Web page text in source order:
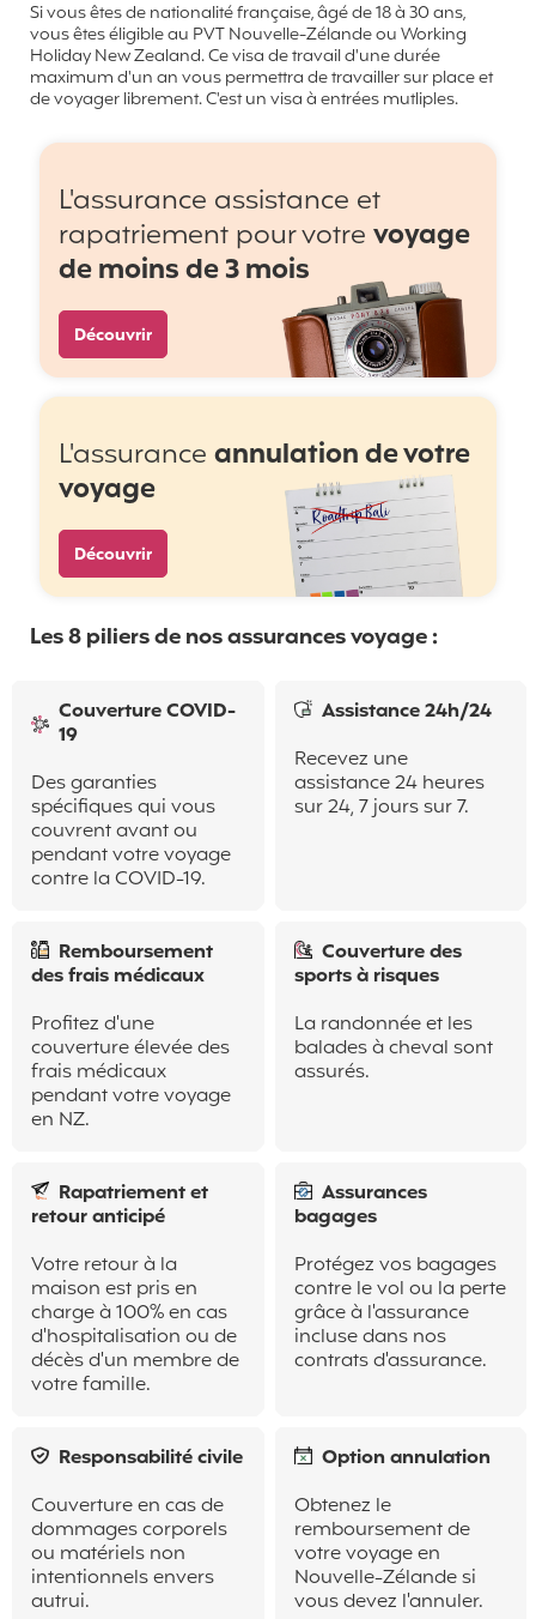
Si vous êtes de nationalité française, âgé de 18 à 30 ans,
vous êtes éligible au PVT Nouvelle-Zélande ou Working
Holiday New Zealand. Ce visa de travail d'une durée
maximum d'un an vous permettra de travailler sur place et
de voyager librement. C'est un visa à entrées mutliples.
L'assurance assistance et
rapatriement pour votre voyage
de moins de 3 mois
Découvrir
L'assurance annulation de votre
voyage
Découvrir
Les 8 piliers de nos assurances voyage :
Couverture COVID-
19
Des garanties
spécifiques qui vous
couvrent avant ou
pendant votre voyage
contre la COVID-19.
Assistance 24h/24
Recevez une
assistance 24 heures
sur 24, 7 jours sur 7.
Remboursement
des frais médicaux
Profitez d'une
couverture élevée des
frais médicaux
pendant votre voyage
en NZ.
Couverture des
sports à risques
La randonnée et les
balades à cheval sont
assurés.
Rapatriement et
retour anticipé
Votre retour à la
maison est pris en
charge à 100% en cas
d'hospitalisation ou de
décès d'un membre de
votre famille.
Assurances
bagages
Protégez vos bagages
contre le vol ou la perte
grâce à l'assurance
incluse dans nos
contrats d'assurance.
Responsabilité civile
Couverture en cas de
dommages corporels
ou matériels non
intentionnels envers
autrui.
Option annulation
Obtenez le
remboursement de
votre voyage en
Nouvelle-Zélande si
vous devez l'annuler.